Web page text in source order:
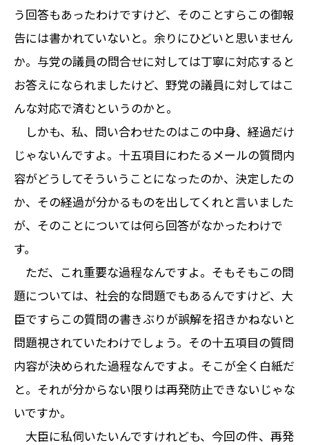
う回答もあったわけですけど、そのことすらこの御報
告には書かれていないと。余りにひどいと思いません
か。与党の議員の問合せに対しては丁寧に対応すると
お答えになられましたけど、野党の議員に対してはこ
んな対応で済むというのかと。
しかも、私、問い合わせたのはこの中身、経過だけ
じゃないんですよ。十五項目にわたるメールの質問内
容がどうしてそういうことになったのか、決定したの
か、その経過が分かるものを出してくれと言いました
が、そのことについては何ら回答がなかったわけで
す。
ただ、これ重要な過程なんですよ。そもそもこの問
題については、社会的な問題でもあるんですけど、大
臣ですらこの質問の書きぶりが誤解を招きかねないと
問題視されていたわけでしょう。その十五項目の質問
内容が決められた過程なんですよ。そこが全く白紙だ
と。それが分からない限りは再発防止できないじゃな
いですか。
大臣に私伺いたいんですけれども、今回の件、再発